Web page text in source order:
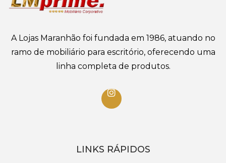
A Lojas Maranhão foi fundada em 1986, atuando no
ramo de mobiliário para escritório, oferecendo uma
linha completa de produtos.
LINKS RÁPIDOS